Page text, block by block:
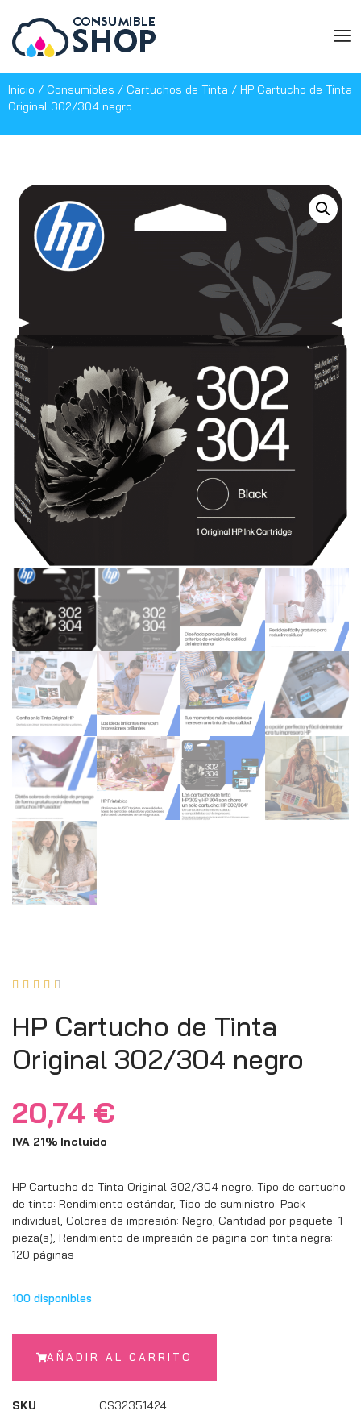
Inicio / Consumibles / Cartuchos de Tinta / HP Cartucho de Tinta
Original 302/304 negro
    
HP Cartucho de Tinta
Original 302/304 negro
20,74 €
IVA 21% Incluido
HP Cartucho de Tinta Original 302/304 negro. Tipo de cartucho
de tinta: Rendimiento estándar, Tipo de suministro: Pack
individual, Colores de impresión: Negro, Cantidad por paquete: 1
pieza(s), Rendimiento de impresión de página con tinta negra:
120 páginas
100 disponibles
AÑADIR AL CARRITO
SKU
CS32351424